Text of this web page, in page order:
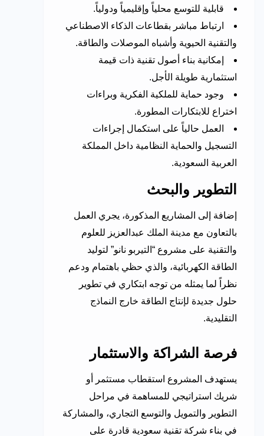
قابلية للتوسع محلياً وإقليمياً ودولياً.
ارتباط مباشر بقطاعات الذكاء الاصطناعي
والتقنية الحيوية وأشباه الموصلات والطاقة.
إمكانية بناء أصول تقنية ذات قيمة
استثمارية طويلة الأجل.
وجود حماية للملكية الفكرية وبراءات
اختراع للابتكارات المطورة.
العمل حالياً على استكمال إجراءات
التسجيل والحماية النظامية داخل المملكة
العربية السعودية.
التطوير والبحث
إضافة إلى المشاريع المذكورة، يجري العمل
بالتعاون مع مدينة الملك عبدالعزيز للعلوم
والتقنية على مشروع “التيربو نانو” لتوليد
الطاقة الكهربائية، والذي حظي باهتمام ودعم
نظراً لما يمثله من توجه ابتكاري في تطوير
حلول جديدة لإنتاج الطاقة خارج النماذج
التقليدية.
فرصة الشراكة والاستثمار
يستهدف المشروع استقطاب مستثمر أو
شريك استراتيجي للمساهمة في مراحل
التطوير والتمويل والتوسع التجاري، والمشاركة
في بناء شركة تقنية سعودية قادرة على